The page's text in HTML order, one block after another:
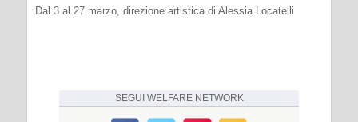
Dal 3 al 27 marzo, direzione artistica di Alessia Locatelli
SEGUI WELFARE NETWORK